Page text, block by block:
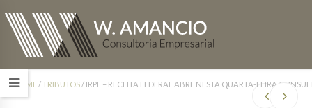
HOME/TRIBUTOS/ IRPF – RECEITA FEDERAL ABRE NESTA QUARTA-FEIRA